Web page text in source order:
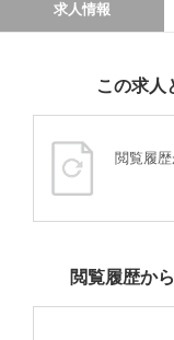
求人情報
この求人
閲覧履
閲覧履歴か